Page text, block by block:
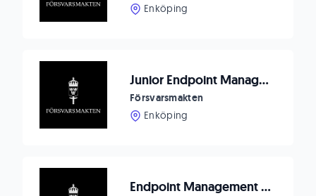
Enköping
Junior Endpoint Management Specialist
Försvarsmakten
Enköping
Endpoint Management Specialist